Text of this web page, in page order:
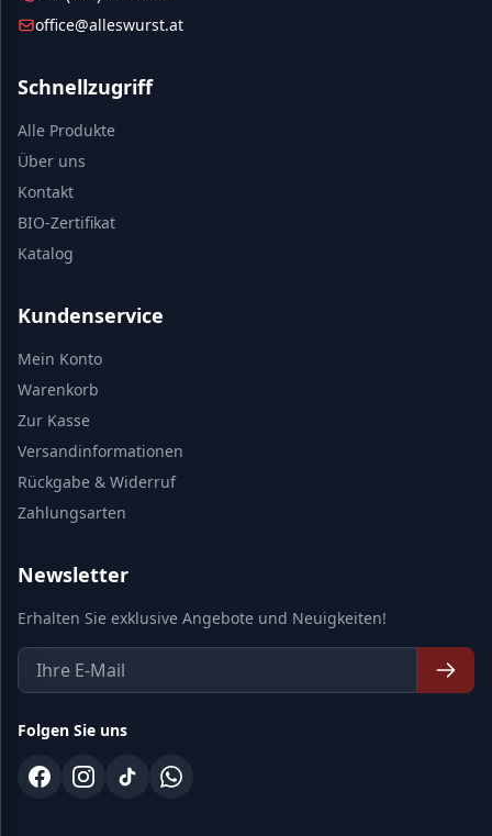
office@alleswurst.at
Schnellzugriff
Alle Produkte
Über uns
Kontakt
BIO-Zertifikat
Katalog
Kundenservice
Mein Konto
Warenkorb
Zur Kasse
Versandinformationen
Rückgabe & Widerruf
Zahlungsarten
Newsletter
Erhalten Sie exklusive Angebote und Neuigkeiten!
Folgen Sie uns